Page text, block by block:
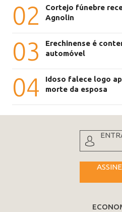
02
Cortejo fúnebre
Agnolin
03
Erechinense é
automóvel
04
Idoso falece logo
morte da esposa
ASSINE